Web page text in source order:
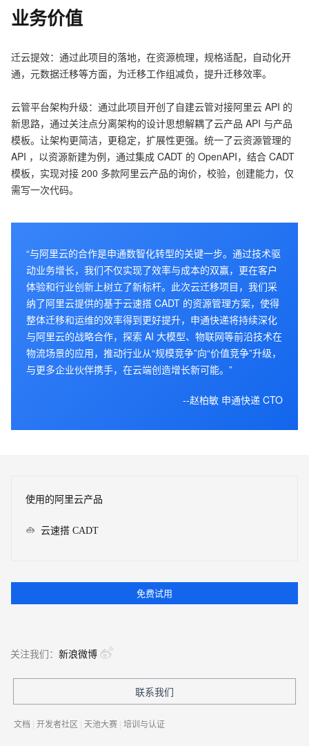
业务价值
迁云提效：通过此项目的落地，在资源梳理，规格适配，自动化开
通，元数据迁移等方面，为迁移工作组减负，提升迁移效率。
云管平台架构升级：通过此项目开创了自建云管对接阿里云 API 的
新思路，通过关注点分离架构的设计思想解耦了云产品 API 与产品
模板。让架构更简洁，更稳定，扩展性更强。统一了云资源管理的
API ，以资源新建为例，通过集成 CADT 的 OpenAPI，结合 CADT
模板，实现对接 200 多款阿里云产品的询价，校验，创建能力，仅
需写一次代码。
“与阿里云的合作是申通数智化转型的关键一步。通过技术驱
动业务增长，我们不仅实现了效率与成本的双赢，更在客户
体验和行业创新上树立了新标杆。此次云迁移项目，我们采
纳了阿里云提供的基于云速搭 CADT 的资源管理方案，使得
整体迁移和运维的效率得到更好提升，申通快递将持续深化
与阿里云的战略合作，探索 AI 大模型、物联网等前沿技术在
物流场景的应用，推动行业从“规模竞争”向“价值竞争”升级，
与更多企业伙伴携手，在云端创造增长新可能。”
--赵柏敏 申通快递 CTO
使用的阿里云产品
云速搭 CADT
免费试用
关注我们： 新浪微博
联系我们
文档 | 开发者社区 | 天池大赛 | 培训与认证